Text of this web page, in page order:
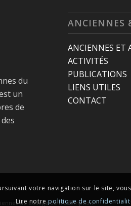
du
un
de
ANCIENNES
ANCIENNES ET
ACTIVITÉS
PUBLICATIONS
LIENS UTILES
CONTACT
du Collège de l'Assomption-
votre navigation sur le site,
Lire notrepolitique de